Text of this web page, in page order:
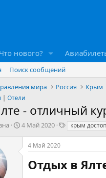
Что нового?
Поиск сообщений
мира
Россия Крым
| Отели
- отличный
Д
а
4 Май 2020
Т
и
крым
4 Май 2020
Отдых в